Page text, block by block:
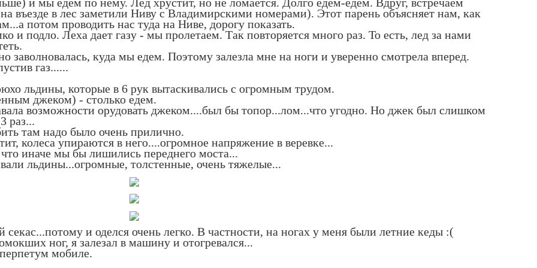
и мы едем по нему. Лед хрустит, но не ломается. Долго едем-едем. Вдруг, встречаем
въезде в лес заметили Ниву с Владимирскими номерами). Этот парень объясняет нам, как
потом проводить нас туда на Ниве, дорогу показать.
и подло. Леха дает газу - мы пролетаем. Так повторяется много раз. То есть, лед за нами
заволновалась, куда мы едем. Поэтому залезла мне на ноги и уверенно смотрела вперед.
газ......
льдины, которые в 6 рук вытаскивались с огромным трудом.
джеком) - столько едем.
возможности орудовать джеком....был бы топор...лом...что угодно. Но джек был слишком
раз...
там надо было очень прилично.
колеса упираются в него....огромное напряжение в веревке...
иначе мы бы лишились переднего моста...
льдины...огромные, толстенные, очень тяжелые...
секас...потому и оделся очень легко. В частности, на ногах у меня были летние кеды :(
ног, я залезал в машину и отогревался...
мобиле.